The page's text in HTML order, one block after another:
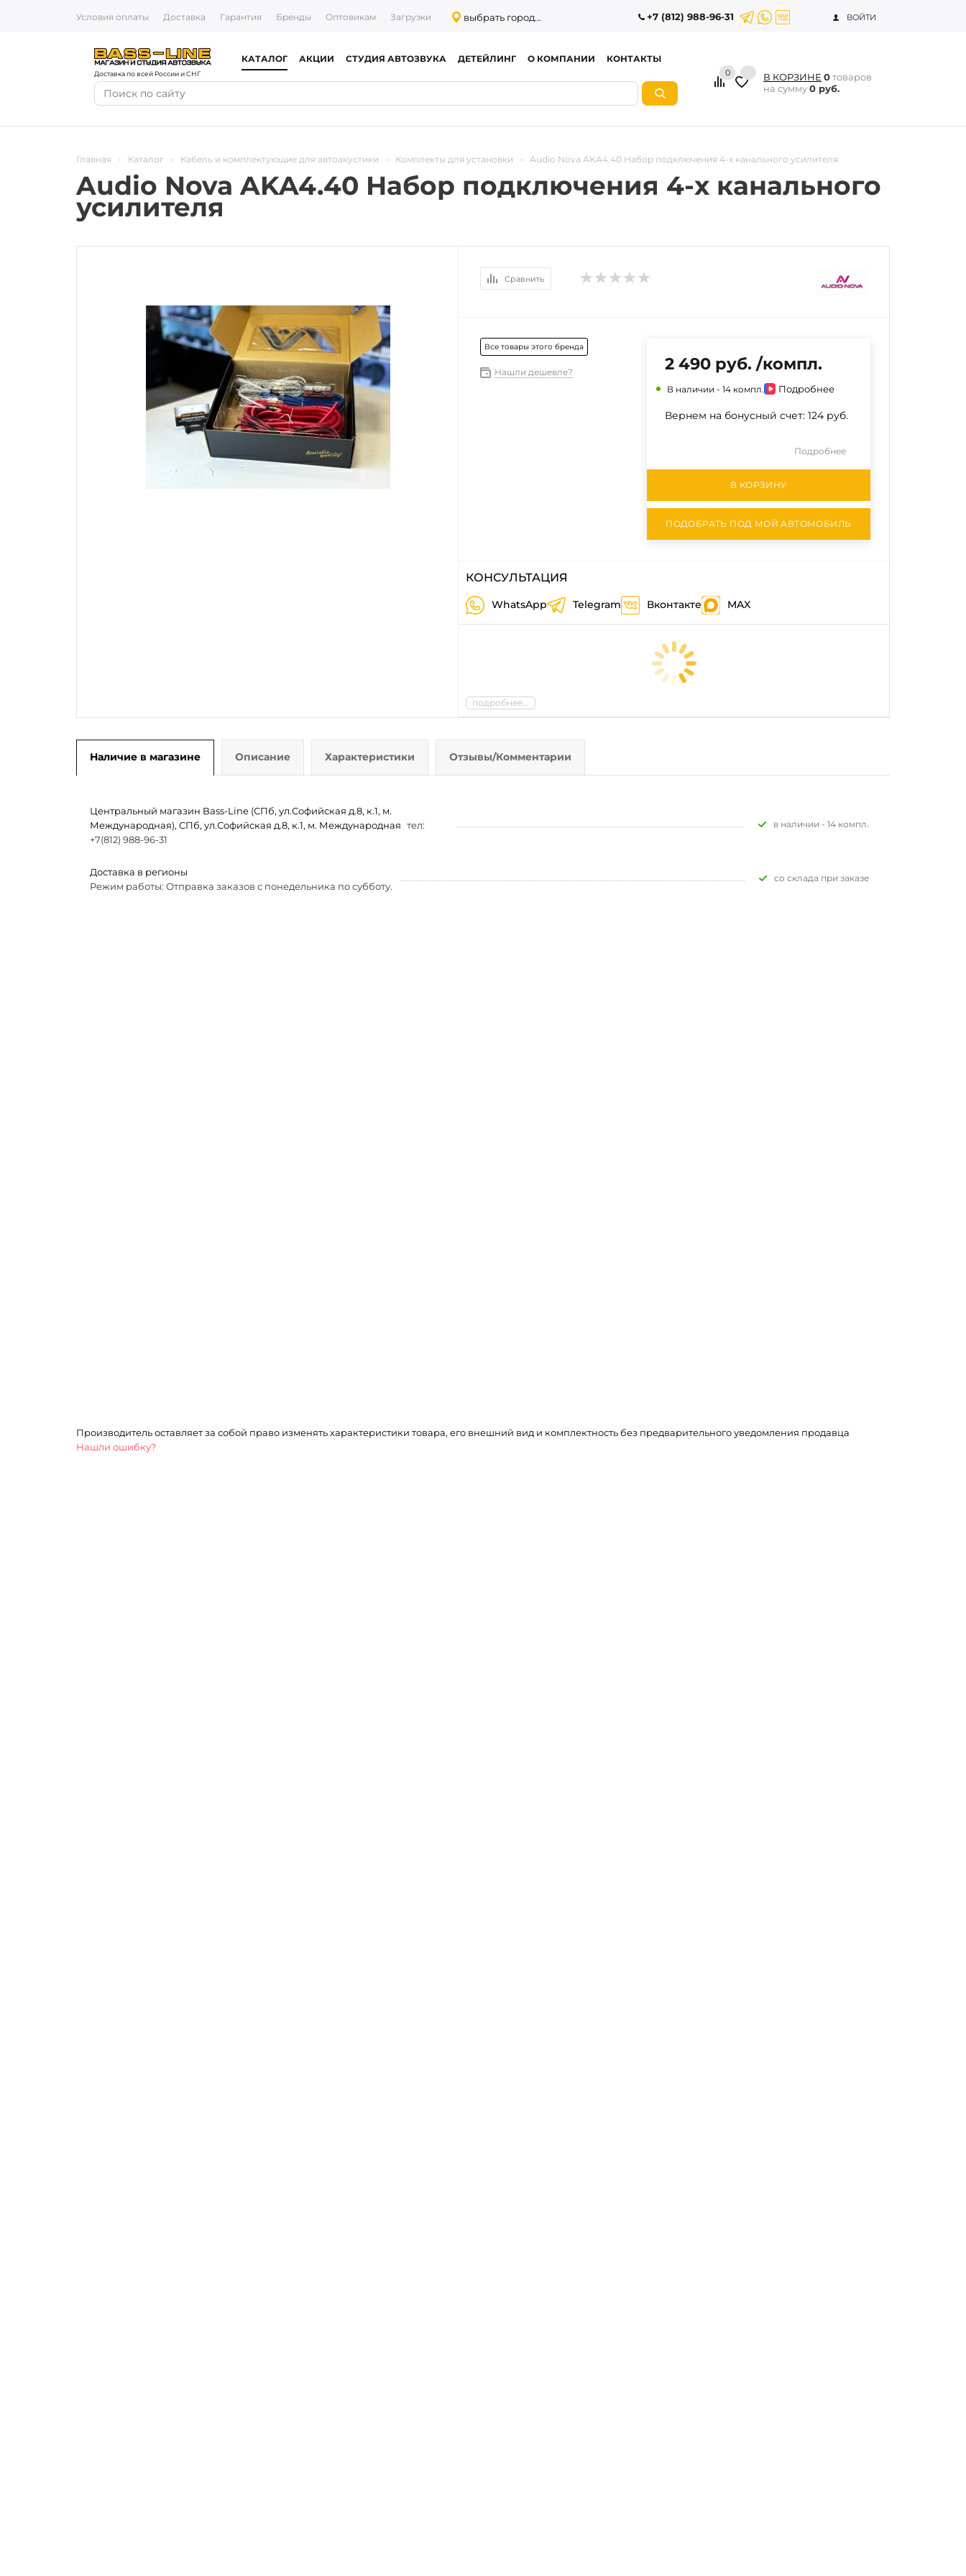
Условия оплаты Доставка Гарантия Бренды Оптовикам Загрузки выбрать город... +7 (812) 988-96-31 ВОЙТИ
Доставка по всей России и СНГ
КАТАЛОГ АКЦИИ СТУДИЯ АВТОЗВУКА ДЕТЕЙЛИНГ О КОМПАНИИ КОНТАКТЫ
0 В КОРЗИНЕ 0товаров
на сумму0 руб.
Главная - Каталог - Кабель и комплектующие для автоакустики - Комплекты для установки - Audio Nova AKA4.40 Набор подключения 4-х канального усилителя
Audio Nova AKA4.40 Набор подключения 4-х канального
усилителя
Сравнить
Все товары этого бренда
Нашли дешевле? 2 490 руб. /компл.
В наличии - 14 компл. Подробнее
Вернем на бонусный счет: 124 руб.
Подробнее
В КОРЗИНУ
ПОДОБРАТЬ ПОД МОЙ АВТОМОБИЛЬ
КОНСУЛЬТАЦИЯ
WhatsApp Telegram Вконтакте MAX
подробнее...
Наличие в магазине Описание Характеристики Отзывы/Комментарии
Центральный магазин Bass-Line (СПб, ул.Софийская д.8, к.1, м.
Международная), СПб, ул.Софийская д.8, к.1, м. Международная тел:
+7(812) 988-96-31
В наличии - 14 компл.
Доставка в регионы
Режим работы: Отправка заказов с понедельника по субботу.
Со склада при заказе
Производитель оставляет за собой право изменять характеристики товара, его внешний вид и комплектность без предварительного уведомления продавца
Нашли ошибку?